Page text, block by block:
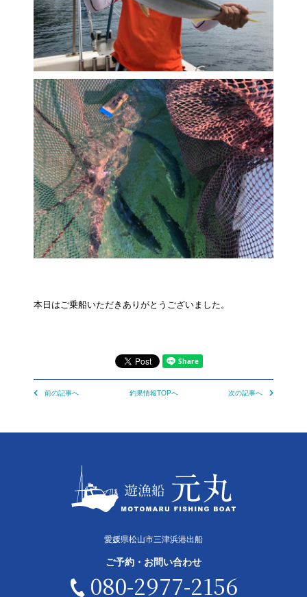
本日はご乗船いただきありがとうございました。
前の記事へ 釣果情報TOPへ 次の記事へ
愛媛県松山市三津浜港出船
ご予約・お問い合わせ
080-2977-2156